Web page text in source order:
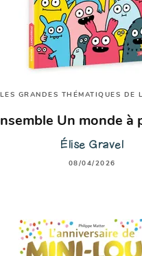
LES GRANDES THÉMATIQUES DE
Un monde à
Élise Gravel
08/04/2026